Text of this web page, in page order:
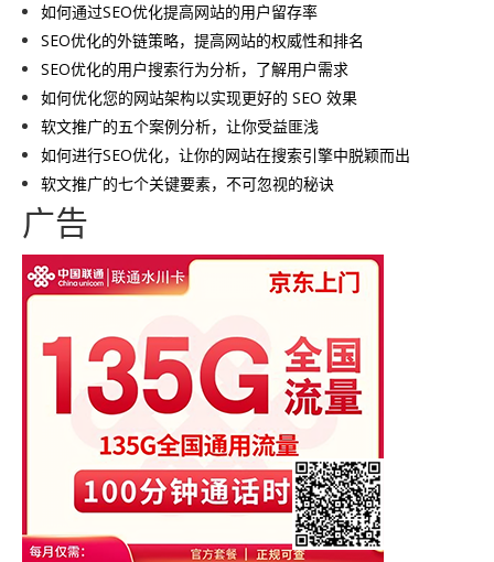
如何通过SEO优化提高网站的用户留存率
SEO优化的外链策略，提高网站的权威性和排名
SEO优化的用户搜索行为分析，了解用户需求
如何优化您的网站架构以实现更好的 SEO 效果
软文推广的五个案例分析，让你受益匪浅
如何进行SEO优化，让你的网站在搜索引擎中脱颖而出
软文推广的七个关键要素，不可忽视的秘诀
广告